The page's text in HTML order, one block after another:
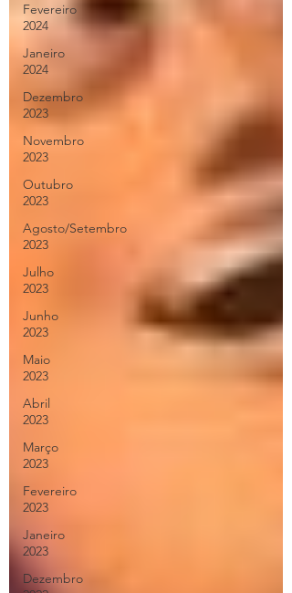
Fevereiro
2024
Janeiro
2024
Dezembro
2023
Novembro
2023
Outubro
2023
Agosto/Setembro
2023
Julho
2023
Junho
2023
Maio
2023
Abril
2023
Março
2023
Fevereiro
2023
Janeiro
2023
Dezembro